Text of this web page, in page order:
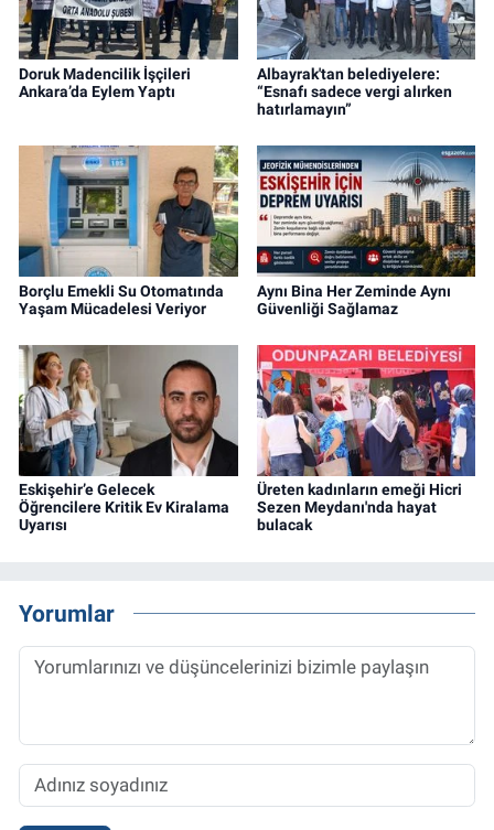
Doruk Madencilik İşçileri
Ankara’da Eylem Yaptı
Albayrak'tan belediyelere:
“Esnafı sadece vergi alırken
hatırlamayın”
Borçlu Emekli Su Otomatında
Yaşam Mücadelesi Veriyor
Aynı Bina Her Zeminde Aynı
Güvenliği Sağlamaz
Eskişehir’e Gelecek
Öğrencilere Kritik Ev Kiralama
Uyarısı
Üreten kadınların emeği Hicri
Sezen Meydanı'nda hayat
bulacak
Yorumlar